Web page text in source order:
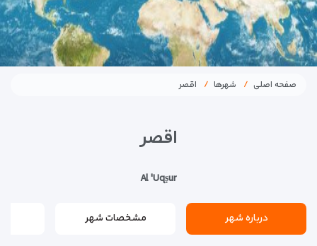
صفحه اصلی شهرها اقصر
اقصر
Al 'Uqṣur
درباره شهر مشخصات شهر